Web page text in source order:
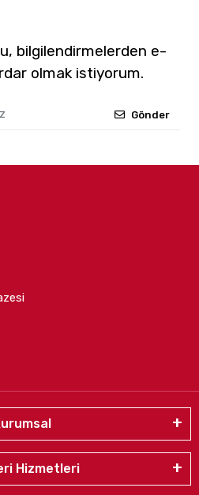
bilgilendirmelerden e-
olmak istiyorum.
Gönder
Hizmetleri